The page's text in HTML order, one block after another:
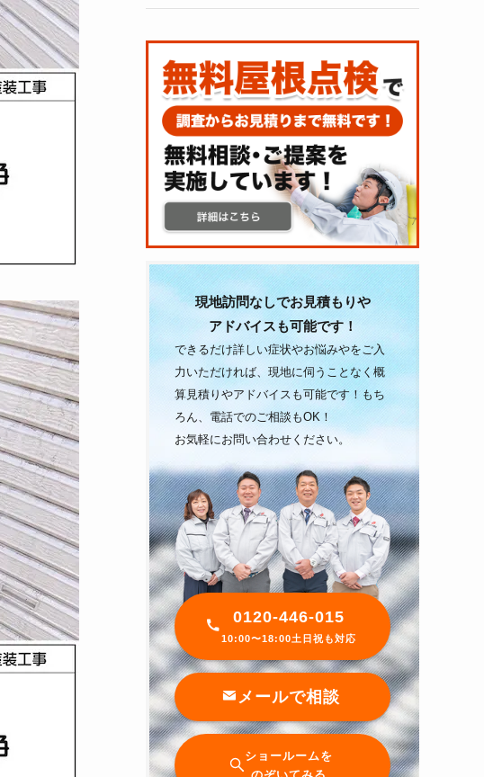
現地訪問なしでお見積もりや
アドバイスも可能です！
できるだけ詳しい症状やお悩みやをご入
力いただければ、現地に伺うことなく概
算見積りやアドバイスも可能です！もち
ろん、電話でのご相談もOK！
お気軽にお問い合わせください。
0120-446-015
10:00〜18:00土日祝も対応
メールで相談
ショールームを